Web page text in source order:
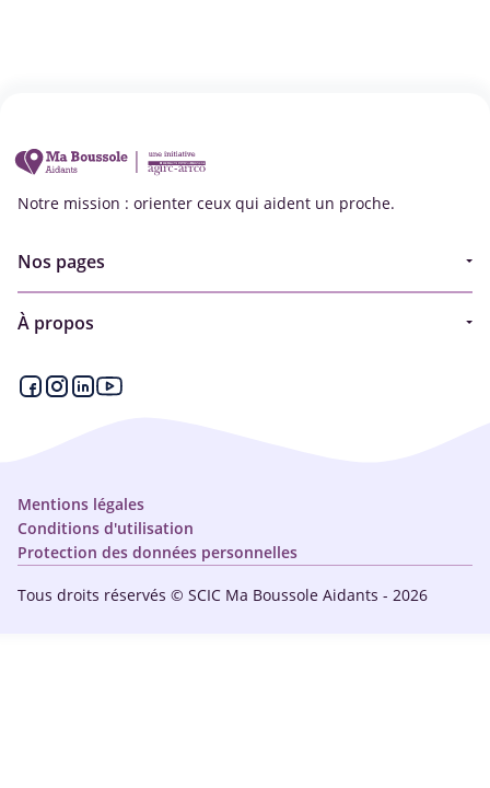
Notre mission : orienter ceux qui aident un proche.
Nos pages
Aides financières et congés
À propos
Qui sommes-nous ?
Tous droits réservés © SCIC Ma Boussole Aidants - 2026
Mentions légales
Conditions d'utilisation
Protection des données personnelles